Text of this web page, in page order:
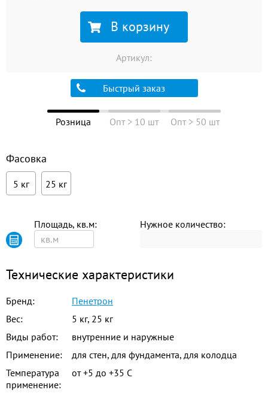
В корзину
Артикул:
Быстрый заказ
Розница Опт > 10 шт Опт > 50 шт
Фасовка
5 кг 25 кг
Площадь, кв.м: Нужное количество:
Технические характеристики
Бренд:
Пенетрон
Вес:
5 кг, 25 кг
Виды работ:
внутренние и наружные
Применение:
для стен, для фундамента, для колодца
Температура
применение:
от +5 до +35 C